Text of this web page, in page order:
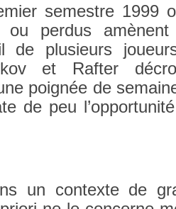
semestre 1999
ou per­dus
de plusieurs
et Raft­er
poignée de
de peu
un con­tex­te de